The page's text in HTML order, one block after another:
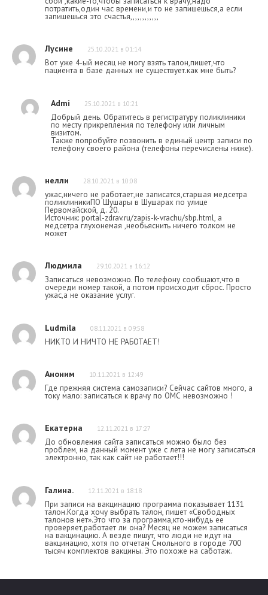
потратить,один час времени,и то не запишешься,а если
запишешься это счастья,,,,,,,,,,,,
Лусине 25.10.2021 в 01:14
Вот уже 4-ый месяц не могу взять талон,пишет,что
пациента в базе данных не существует.как мне быть?
Admi 25.10.2021 в 10:21
Добрый день. Обратитесь в регистратуру поликлиники
по месту прикрепления по телефону или личным
визитом.
Также попробуйте позвонить в единый центр записи по
телефону своего района (телефоны перечислены ниже).
нелли 28.10.2021 в 10:08
ужас,ничего не работает,не записатся,старшая медсетра
поликлиникиПО Шушары в Шушарах по улице
Первомайской, д. 20.
Источник: portal-zdrav.ru/zapis-k-vrachu/sbp.html, а
медсетра глухонемая ,необьяснить ничего толком не
может
Людмила 29.10.2021 в 16:12
Записаться невозможно. По телефону сообщают,что в
очереди номер такой, а потом происходит сброс. Просто
ужас,а не оказание услуг.
Ludmila 08.11.2021 в 09:58
НИКТО И НИЧТО НЕ РАБОТАЕТ!
Аноним 10.11.2021 в 12:49
Где прежняя система самозаписи? Сейчас сайтов много, а
току мало: записаться к врачу по ОМС невозможно !
Екатерна 12.11.2021 в 17:27
До обновления сайта записаться можно было без
проблем, на данный момент уже с лета не могу записаться
электронно, так как сайт не работает!!!
Галина. 12.11.2021 в 18:18
При записи на вакцинацию программа показывает 1131
талон.Когда хочу выбрать талон, пишет «Свободных
талонов нет».Это что за программа,кто-нибудь ее
проверяет,работает ли она? Месяц не можем записаться
на вакцинацию. А везде пишут, что люди не идут на
вакцинацию, хотя по отчетам Смольного в городе 700
тысяч комплектов вакцины. Это похоже на саботаж.